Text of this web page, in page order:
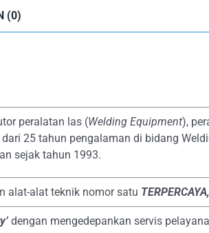
(0)
peralatan las (Welding Equipment),
25 tahun pengalaman di bidang
sejak tahun 1993.
alat-alat teknik nomor satu TERPERCAYA
dengan mengedepankan servis